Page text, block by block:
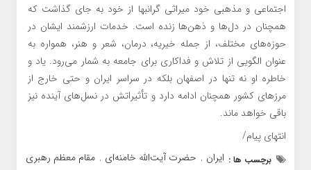
اجتماعی و مذهبی خود میراثی گرانبها از خود به جای گذاشت که
همچنان در دل‌ها و ذهن‌ها زنده است. خدمات ارزشمند ایشان در
حوزه‌های مختلف، از جمله خیریه، درمان، شعر و هنر، همواره به
عنوان الگویی از تلاش و فداکاری برای جامعه به شمار می‌رود. یاد و
خاطره او نه تنها در اصفهان بلکه در سراسر ایران و حتی خارج از
مرزهای کشور همچنان ادامه دارد و تأثیراتش در نسل‌های آینده نیز
باقی خواهد ماند.
انتهای پیام/
برچسب ها : ایران , حضرت آیت‌الله خامنه‌ای , مقام معظم رهبری